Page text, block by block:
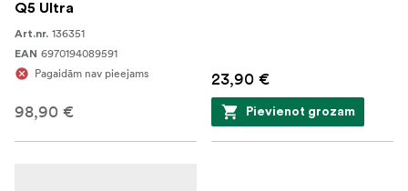
Q5 Ultra
Art.nr. 136351
EAN 6970194089591
Pagaidām nav pieejams
98,90 €
23,90 €
Pievienot grozam